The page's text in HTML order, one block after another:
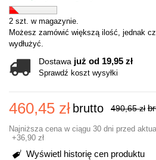
2 szt. w magazynie.
Możesz zamówić większą ilość, jednak
wydłużyć.
Dostawa już od 19,95 zł
Sprawdź koszt wysyłki
460,45 zł brutto 490,65 zł
Najniższa cena w ciągu 30 dni przed
+36,90 zł
Wyświetl historię cen produktu